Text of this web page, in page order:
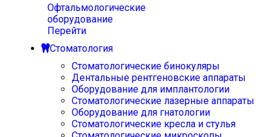
Офтальмологические
оборудование
Перейти
Стоматология
Стоматологические бинокуляры
Дентальные рентгеновские аппараты
Оборудование для имплантологии
Стоматологические лазерные аппараты
Оборудование для гнатологии
Стоматологические кресла и стулья